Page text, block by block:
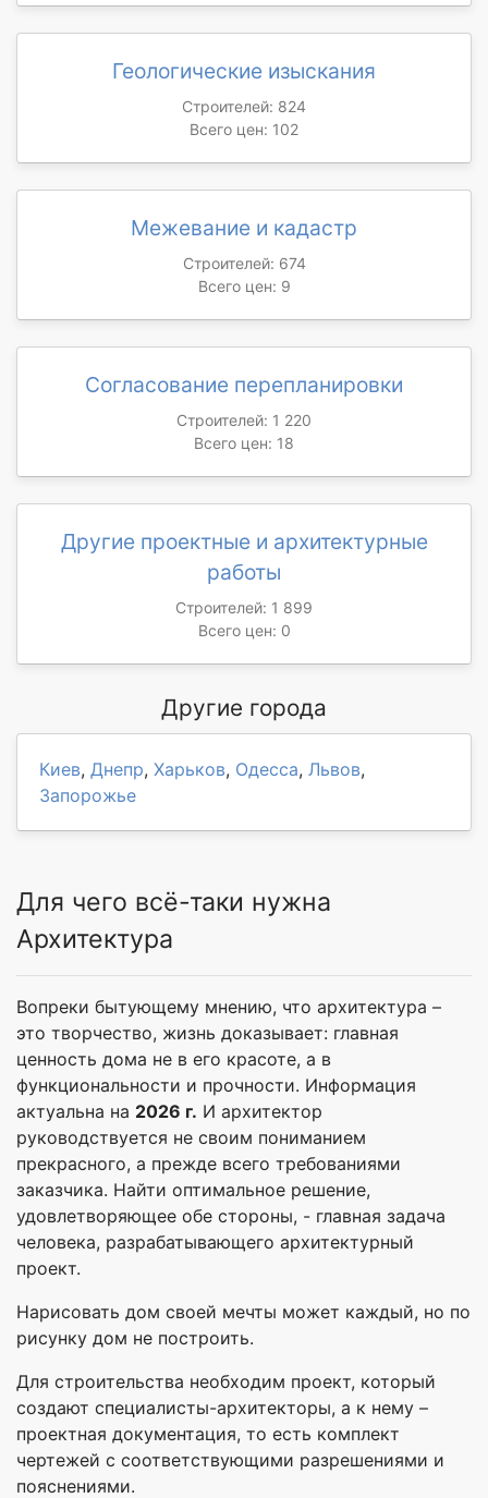
Геологические изыскания
Строителей: 824
Всего цен: 102
Межевание и кадастр
Строителей: 674
Всего цен: 9
Согласование перепланировки
Строителей: 1 220
Всего цен: 18
Другие проектные и архитектурные
работы
Строителей: 1 899
Всего цен: 0
Другие города
Киев, Днепр, Харьков, Одесса, Львов,
Запорожье
Для чего всё-таки нужна
Архитектура
Вопреки бытующему мнению, что архитектура –
это творчество, жизнь доказывает: главная
ценность дома не в его красоте, а в
функциональности и прочности. Информация
актуальна на 2026 г. И архитектор
руководствуется не своим пониманием
прекрасного, а прежде всего требованиями
заказчика. Найти оптимальное решение,
удовлетворяющее обе стороны, - главная задача
человека, разрабатывающего архитектурный
проект.
Нарисовать дом своей мечты может каждый, но по
рисунку дом не построить.
Для строительства необходим проект, который
создают специалисты-архитекторы, а к нему –
проектная документация, то есть комплект
чертежей с соответствующими разрешениями и
пояснениями.